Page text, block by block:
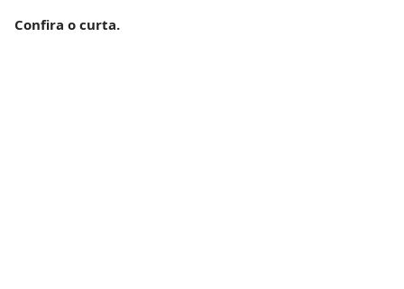
Confira o curta.